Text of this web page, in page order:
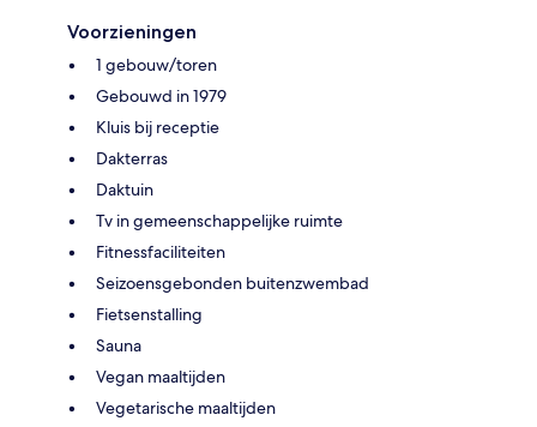
Voorzieningen
1 gebouw/toren
Gebouwd in 1979
Kluis bij receptie
Dakterras
Daktuin
Tv in gemeenschappelijke ruimte
Fitnessfaciliteiten
Seizoensgebonden buitenzwembad
Fietsenstalling
Sauna
Vegan maaltijden
Vegetarische maaltijden